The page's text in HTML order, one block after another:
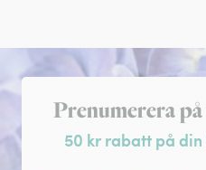
Registrera dig
Prenumerera
50 kr rabatt på